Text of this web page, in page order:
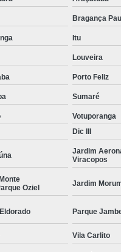
Bragança
Itu
Louveira
Porto Feliz
Sumaré
Votuporanga
Dic III
Jardim
Viracopos
Oziel
Jardim
Parque
Vila Carlito